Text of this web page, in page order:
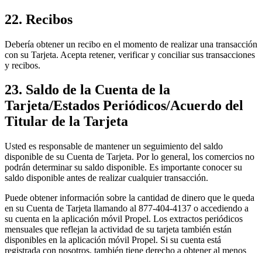
22. Recibos
Debería obtener un recibo en el momento de realizar una transacción
con su Tarjeta. Acepta retener, verificar y conciliar sus transacciones
y recibos.
23. Saldo de la Cuenta de la
Tarjeta/Estados Periódicos/Acuerdo del
Titular de la Tarjeta
Usted es responsable de mantener un seguimiento del saldo
disponible de su Cuenta de Tarjeta. Por lo general, los comercios no
podrán determinar su saldo disponible. Es importante conocer su
saldo disponible antes de realizar cualquier transacción.
Puede obtener información sobre la cantidad de dinero que le queda
en su Cuenta de Tarjeta llamando al 877-404-4137 o accediendo a
su cuenta en la aplicación móvil Propel. Los extractos periódicos
mensuales que reflejan la actividad de su tarjeta también están
disponibles en la aplicación móvil Propel. Si su cuenta está
registrada con nosotros, también tiene derecho a obtener al menos